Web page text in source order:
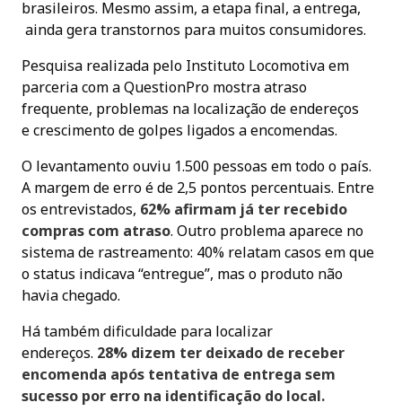
brasileiros. Mesmo assim, a etapa final, a entrega,
ainda gera transtornos para muitos consumidores.
Pesquisa realizada pelo Instituto Locomotiva em
parceria com a QuestionPro mostra atraso
frequente, problemas na localização de endereços
e crescimento de golpes ligados a encomendas.
O levantamento ouviu 1.500 pessoas em todo o país.
A margem de erro é de 2,5 pontos percentuais. Entre
os entrevistados, 62% afirmam já ter recebido
compras com atraso. Outro problema aparece no
sistema de rastreamento: 40% relatam casos em que
o status indicava “entregue”, mas o produto não
havia chegado.
Há também dificuldade para localizar
endereços. 28% dizem ter deixado de receber
encomenda após tentativa de entrega sem
sucesso por erro na identificação do local.